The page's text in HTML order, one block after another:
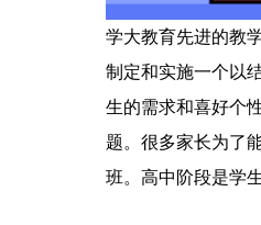
学大教育先进的教
制定和实施一个以
生的需求和喜好个
题。很多家长为了
班。高中阶段是学